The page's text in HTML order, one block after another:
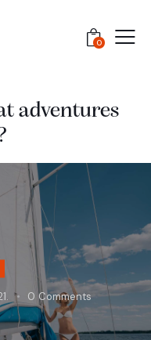
0
adventures
0 Comments